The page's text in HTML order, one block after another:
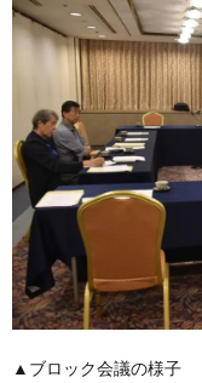
▲ブロック会議の様子